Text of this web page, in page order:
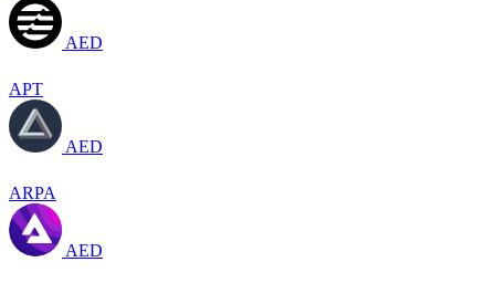
AED
APT
AED
ARPA
AED